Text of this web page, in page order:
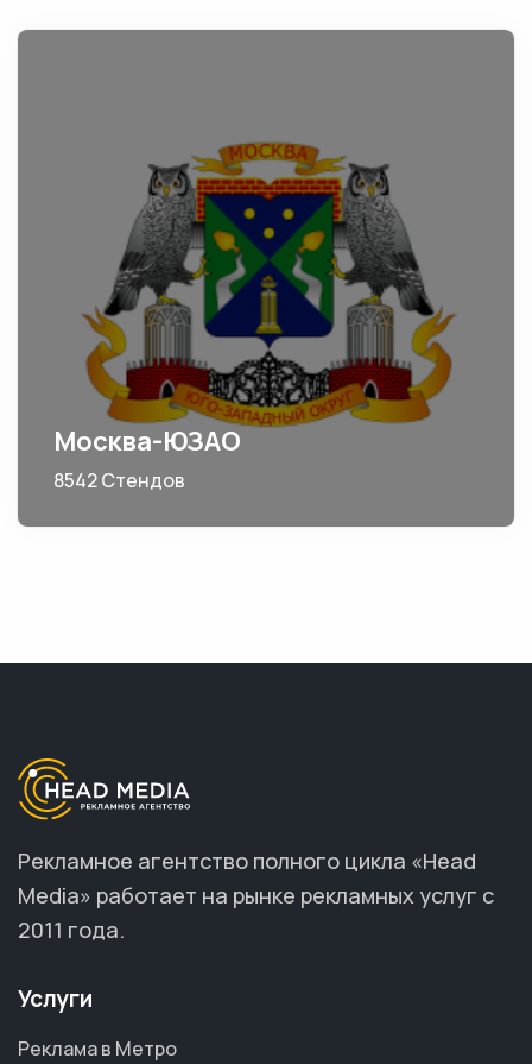
Москва-ЮЗАО
8542 Стендов
Рекламное агентство полного цикла «Head
Media» работает на рынке рекламных услуг с
2011 года.
Услуги
Реклама в Метро